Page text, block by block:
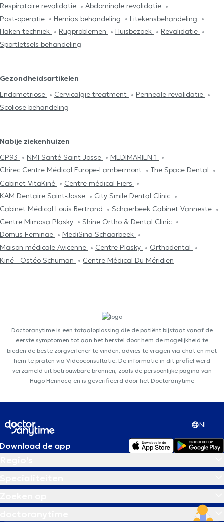
Respiratoire revalidatie
Abdominale revalidatie
Post-operatie
Hernias behandeling
Litekensbehandeling
Haken techniek
Rugproblemen Huisbezoek
Revalidatie
Sportletsels behandeling
Gezondheidsartikelen
Endometriose
Cervicalgie treatment
Perineale revalidatie
Scoliose behandeling
Nabije ziekenhuizen
CP93
NMI Santé Saint-Josse
MEDIMARIEN 1
Chirec Centre Médical Europe-Lambermont
The Space Dental
Cabinet VitaKiné
Centre médical Fiers
KAM Dentaire Saint-Josse
City Smile Dental Clinic
Cabinet Médical Louis Bertrand
Schaerbeek Cabinet Vanneste
Centre Mimosa Plasky
Shine Ortho & Dental Clinic
Domus Feminae
MediSina Schaarbeek
Maison médicale Avicenne
Centre Plasky
Orthodental
Kiné - Ostéo Schuman
Centre Médical Du Méridien
Doctoranytime is een totaaloplossing die de patiënt bijstaat vanaf de
eerste symptomen tot aan het herstel door hem de mogelijkheid te
bieden de beste zorgverlener te vinden, advies te vragen via chat en met
hem te praten via Videoconsultatie. De informatie in dit profiel werd
verzameld uit betrouwbare bronnen, zoals de persoonlijke pagina van
Hugo Hennocq en is geverifieerd door het Doctoranytime
NL
Download de app